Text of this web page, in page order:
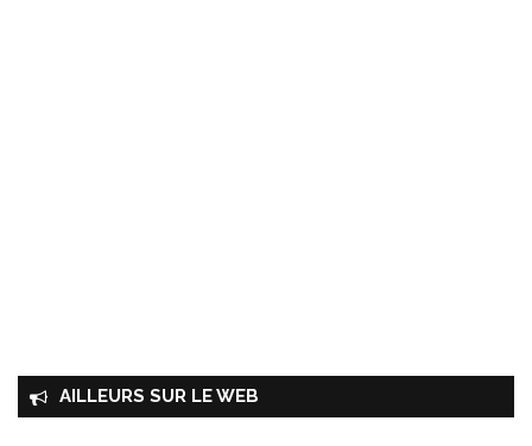
AILLEURS SUR LE WEB